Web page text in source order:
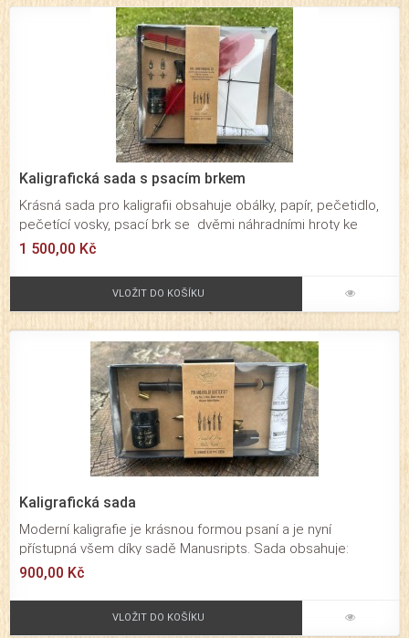
Kaligrafická sada s psacím brkem
Krásná sada pro kaligrafii obsahuje obálky, papír, pečetidlo,
pečetící vosky, psací brk se dvěmi náhradními hroty ke
psaní a lahvičku s černým inkoustem.
1 500,00 Kč
VLOŽIT DO KOŠÍKU
Kaligrafická sada
Moderní kaligrafie je krásnou formou psaní a je nyní
přístupná všem díky sadě Manusripts. Sada obsahuje:
namáčecí pero, dva hroty, černý inkoust a dřevěný savý
900,00 Kč
VLOŽIT DO KOŠÍKU